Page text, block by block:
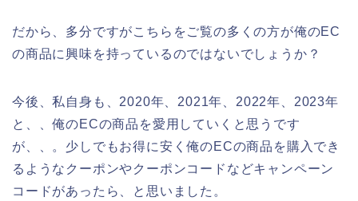
だから、多分ですがこちらをご覧の多くの方が俺のEC
の商品に興味を持っているのではないでしょうか？
今後、私自身も、2020年、2021年、2022年、2023年
と、、俺のECの商品を愛用していくと思うです
が、、。少しでもお得に安く俺のECの商品を購入でき
るようなクーポンやクーポンコードなどキャンペーン
コードがあったら、と思いました。